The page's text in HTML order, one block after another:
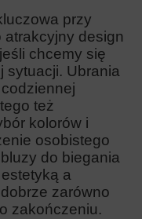
przy
design
chcemy się
sytuacji. Ubrania
też
kolorów i
osobistego
do biegania
a
zarówno
zakończeniu.